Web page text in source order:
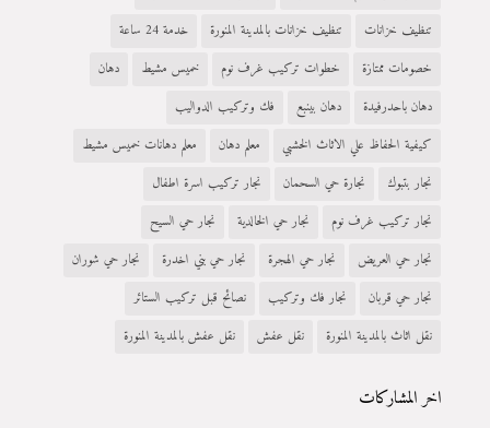
تنظيف خزانات
تنظيف خزانات بالمدينة المنورة
خدمة 24 ساعة
خصومات ممتازة
خطوات تركيب غرف نوم خميس مشيط
دهان
دهان باحدرفيدة
دهان بينبع
فك وتركيب الدواليب
كيفية الحفاظ علي الاثاث الخشبي
معلم دهان
معلم دهانات خميس مشيط
نجار بتبوك
نجارة حي السحمان
نجار تركيب اسرة اطفال
نجار تركيب غرف نوم
نجار حي الخالدية
نجار حي السيح
نجار حي العريض
نجار حي الهجرة نجار حي بني اخدرة
نجار حي شوران
نجار حي قربان
نجار فك وتركيب
نصائح قبل تركيب الستائر
نقل اثاث بالمدينة المنورة
نقل عفش نقل عفش بالمدينة المنورة
اخر المشاركات